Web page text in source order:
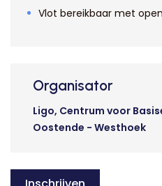
Vlot bereikbaar met
Organisator
Ligo, Centrum voor
Oostende - Westhoek